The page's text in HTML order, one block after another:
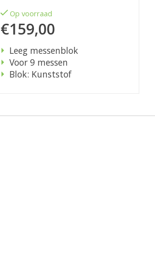
Op voorraad
€159,00
Leeg messenblok
Voor 9 messen
Blok: Kunststof